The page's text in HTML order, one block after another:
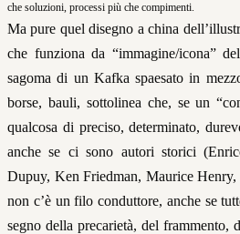
che soluzioni, processi più che compimenti.
Ma pure quel disegno a china
che funziona da “immagine/icona”
sagoma di un Kafka spaesato in
borse, bauli, sottolinea che, se un
qualcosa di preciso, determinato,
anche se ci sono autori storici
Dupuy, Ken Friedman, Maurice
non c’è un filo conduttore, anche se
segno della precarietà, del frammento,